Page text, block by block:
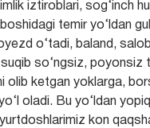
iztiroblari, sog‘inch
temir yo‘ldan
o‘tadi, baland,
so‘ngsiz, poyonsiz
olib ketgan yoklarga,
oladi. Bu yo‘ldan
kon